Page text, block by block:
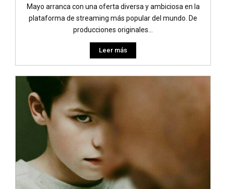
Mayo arranca con una oferta diversa y ambiciosa en la
plataforma de streaming más popular del mundo. De
producciones originales...
Leer más